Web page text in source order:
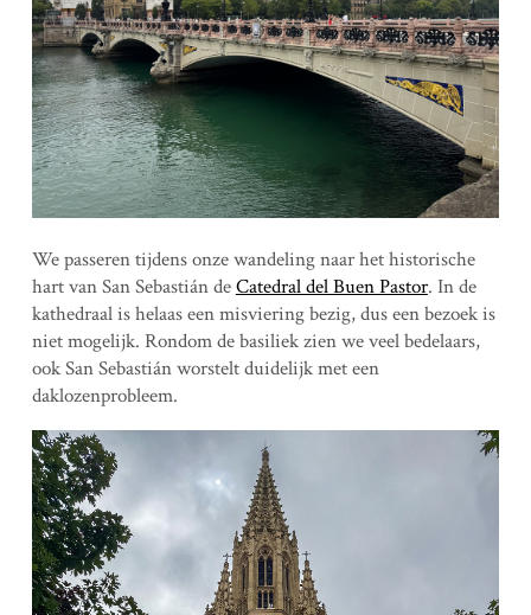
We passeren tijdens onze wandeling naar het historische
hart van San Sebastián deCatedral del Buen Pastor. In de
kathedraal is helaas een misviering bezig, dus een bezoek is
niet mogelijk. Rondom de basiliek zien we veel bedelaars,
ook San Sebastián worstelt duidelijk met een
daklozenprobleem.